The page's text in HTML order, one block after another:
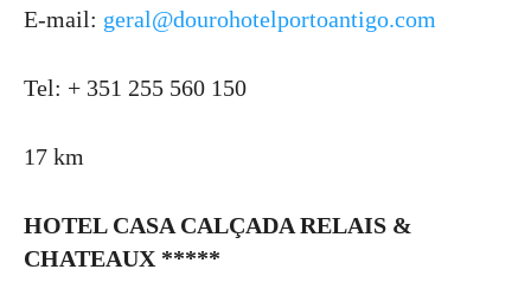
E-mail: geral@dourohotelportoantigo.com
Tel: + 351 255 560 150
17 km
HOTEL CASA CALÇADA RELAIS &
CHATEAUX *****